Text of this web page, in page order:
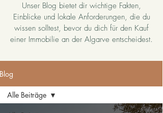
Unser Blog bietet dir wichtige Fakten,
Einblicke und lokale Anforderungen, die du
wissen solltest, bevor du dich für den Kauf
einer Immobilie an der Algarve entscheidest.
Blog
Alle Beiträge